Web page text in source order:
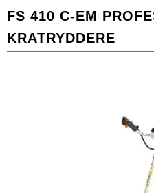
FS 410 C-EM
KRATRYDDERE